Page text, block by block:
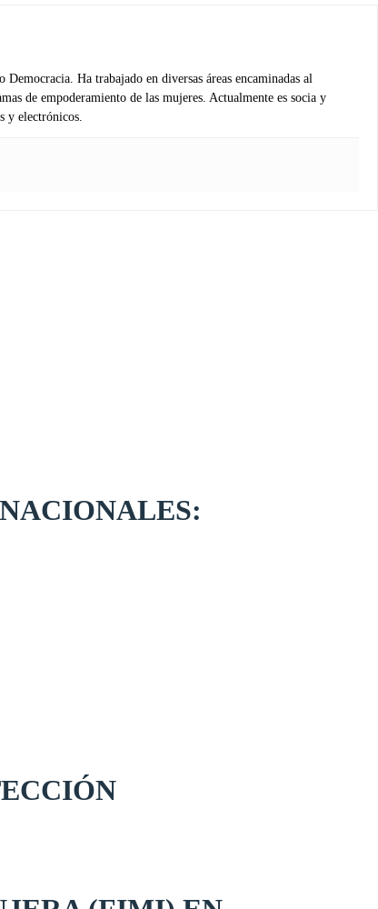
Ha trabajado en diversas áreas encaminadas al
de empoderamiento de las mujeres. Actualmente es socia y
y electrónicos.